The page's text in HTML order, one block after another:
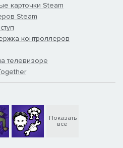
карточки Steam
Steam
контроллеров
телевизоре
Показать
все